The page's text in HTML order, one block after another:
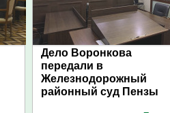
Дело Воронкова
передали в
Железнодорожный
районный суд Пензы